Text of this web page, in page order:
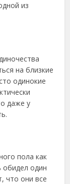
из
на близкие
одинокие
даже у
пола как
обидел один
что они все